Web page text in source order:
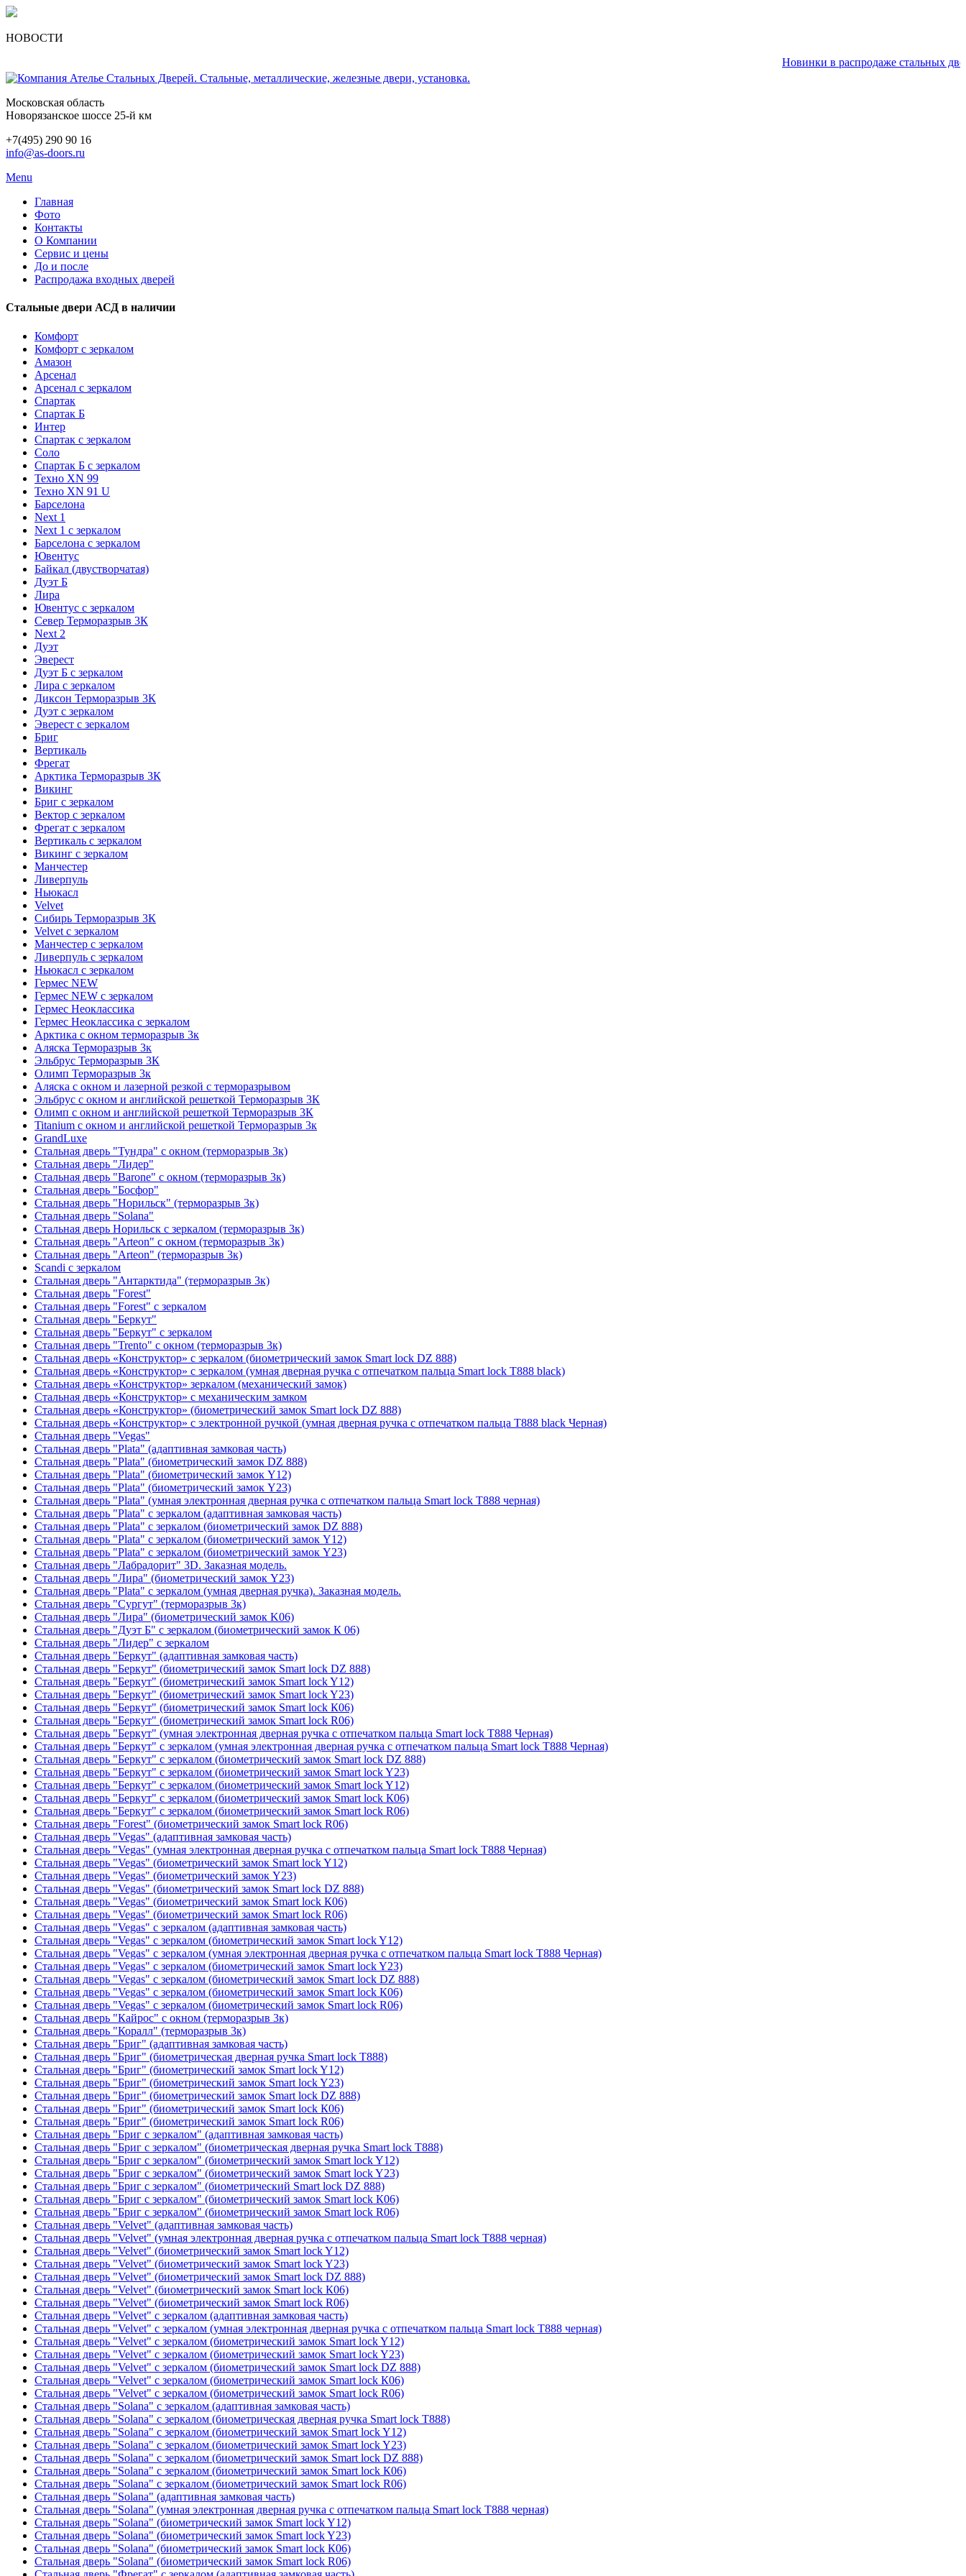
НОВОСТИ
Новинки в распродаже стальных
Московская область
Новорязанское шоссе 25-й км
+7(495) 290 90 16
info@as-doors.ru
Menu
Главная
Фото
Контакты
О Компании
Сервис и цены
До и после
Распродажа входных дверей
Стальные двери АСД в наличии
Комфорт
Комфорт с зеркалом
Амазон
Арсенал
Арсенал с зеркалом
Спартак
Спартак Б
Интер
Спартак с зеркалом
Соло
Спартак Б с зеркалом
Техно XN 99
Техно XN 91 U
Барселона
Next 1
Next 1 с зеркалом
Барселона с зеркалом
Ювентус
Байкал (двустворчатая)
Дуэт Б
Лира
Ювентус с зеркалом
Север Терморазрыв 3К
Next 2
Дуэт
Эверест
Дуэт Б с зеркалом
Лира с зеркалом
Диксон Терморазрыв 3К
Дуэт с зеркалом
Эверест с зеркалом
Бриг
Вертикаль
Фрегат
Арктика Терморазрыв 3К
Викинг
Бриг с зеркалом
Вектор с зеркалом
Фрегат с зеркалом
Вертикаль с зеркалом
Викинг с зеркалом
Манчестер
Ливерпуль
Ньюкасл
Velvet
Сибирь Терморазрыв 3К
Velvet с зеркалом
Манчестер с зеркалом
Ливерпуль с зеркалом
Ньюкасл с зеркалом
Гермес NEW
Гермес NEW с зеркалом
Гермес Неоклассика
Гермес Неоклассика с зеркалом
Арктика с окном терморазрыв 3к
Аляска Терморазрыв 3к
Эльбрус Терморазрыв 3К
Олимп Терморазрыв 3к
Аляска с окном и лазерной резкой с терморазрывом
Эльбрус с окном и английской решеткой Терморазрыв 3К
Олимп с окном и английской решеткой Терморазрыв 3К
Titanium с окном и английской решеткой Терморазрыв 3к
GrandLuxe
Стальная дверь "Тундра" с окном (терморазрыв 3к)
Стальная дверь "Лидер"
Стальная дверь "Barone" с окном (терморазрыв 3к)
Стальная дверь "Босфор"
Стальная дверь "Норильск" (терморазрыв 3к)
Стальная дверь "Solana"
Стальная дверь Норильск с зеркалом (терморазрыв 3к)
Стальная дверь "Arteon" с окном (терморазрыв 3к)
Стальная дверь "Arteon" (терморазрыв 3к)
Scandi с зеркалом
Стальная дверь "Антарктида" (терморазрыв 3к)
Стальная дверь "Forest"
Стальная дверь "Forest" с зеркалом
Стальная дверь "Беркут"
Стальная дверь "Беркут" с зеркалом
Стальная дверь "Trento" с окном (терморазрыв 3к)
Стальная дверь «Конструктор» с зеркалом (биометрический замок Smart lock DZ 888)
Стальная дверь «Конструктор» с зеркалом (умная дверная ручка с отпечатком пальца Smart lock T888 black)
Стальная дверь «Конструктор» зеркалом (механический замок)
Стальная дверь «Конструктор» с механическим замком
Стальная дверь «Конструктор» (биометрический замок Smart lock DZ 888)
Стальная дверь «Конструктор» с электронной ручкой (умная дверная ручка с отпечатком пальца T888 black Черная)
Стальная дверь "Vegas"
Стальная дверь "Plata" (адаптивная замковая часть)
Стальная дверь "Plata" (биометрический замок DZ 888)
Стальная дверь "Plata" (биометрический замок Y12)
Стальная дверь "Plata" (биометрический замок Y23)
Стальная дверь "Plata" (умная электронная дверная ручка с отпечатком пальца Smart lock T888 черная)
Стальная дверь "Plata" с зеркалом (адаптивная замковая часть)
Стальная дверь "Plata" с зеркалом (биометрический замок DZ 888)
Стальная дверь "Plata" с зеркалом (биометрический замок Y12)
Стальная дверь "Plata" с зеркалом (биометрический замок Y23)
Стальная дверь "Лабрадорит" 3D. Заказная модель.
Стальная дверь "Лира" (биометрический замок Y23)
Стальная дверь "Plata" с зеркалом (умная дверная ручка). Заказная модель.
Стальная дверь "Сургут" (терморазрыв 3к)
Стальная дверь "Лира" (биометрический замок K06)
Стальная дверь "Дуэт Б" с зеркалом (биометрический замок К 06)
Стальная дверь "Лидер" с зеркалом
Стальная дверь "Беркут" (адаптивная замковая часть)
Стальная дверь "Беркут" (биометрический замок Smart lock DZ 888)
Стальная дверь "Беркут" (биометрический замок Smart lock Y12)
Стальная дверь "Беркут" (биометрический замок Smart lock Y23)
Стальная дверь "Беркут" (биометрический замок Smart lock К06)
Стальная дверь "Беркут" (биометрический замок Smart lock R06)
Стальная дверь "Беркут" (умная электронная дверная ручка с отпечатком пальца Smart lock T888 Черная)
Стальная дверь "Беркут" с зеркалом (умная электронная дверная ручка с отпечатком пальца Smart lock T888 Черная)
Стальная дверь "Беркут" с зеркалом (биометрический замок Smart lock DZ 888)
Стальная дверь "Беркут" с зеркалом (биометрический замок Smart lock Y23)
Стальная дверь "Беркут" с зеркалом (биометрический замок Smart lock Y12)
Стальная дверь "Беркут" с зеркалом (биометрический замок Smart lock К06)
Стальная дверь "Беркут" с зеркалом (биометрический замок Smart lock R06)
Стальная дверь "Forest" (биометрический замок Smart lock R06)
Стальная дверь "Vegas" (адаптивная замковая часть)
Стальная дверь "Vegas" (умная электронная дверная ручка с отпечатком пальца Smart lock T888 Черная)
Стальная дверь "Vegas" (биометрический замок Smart lock Y12)
Стальная дверь "Vegas" (биометрический замок Y23)
Стальная дверь "Vegas" (биометрический замок Smart lock DZ 888)
Стальная дверь "Vegas" (биометрический замок Smart lock К06)
Стальная дверь "Vegas" (биометрический замок Smart lock R06)
Стальная дверь "Vegas" с зеркалом (адаптивная замковая часть)
Стальная дверь "Vegas" с зеркалом (биометрический замок Smart lock Y12)
Стальная дверь "Vegas" с зеркалом (умная электронная дверная ручка с отпечатком пальца Smart lock T888 Черная)
Стальная дверь "Vegas" с зеркалом (биометрический замок Smart lock Y23)
Стальная дверь "Vegas" с зеркалом (биометрический замок Smart lock DZ 888)
Стальная дверь "Vegas" с зеркалом (биометрический замок Smart lock К06)
Стальная дверь "Vegas" с зеркалом (биометрический замок Smart lock R06)
Стальная дверь "Кайрос" с окном (терморазрыв 3к)
Стальная дверь "Коралл" (терморазрыв 3к)
Стальная дверь "Бриг" (адаптивная замковая часть)
Стальная дверь "Бриг" (биометрическая дверная ручка Smart lock T888)
Стальная дверь "Бриг" (биометрический замок Smart lock Y12)
Стальная дверь "Бриг" (биометрический замок Smart lock Y23)
Стальная дверь "Бриг" (биометрический замок Smart lock DZ 888)
Стальная дверь "Бриг" (биометрический замок Smart lock К06)
Стальная дверь "Бриг" (биометрический замок Smart lock R06)
Стальная дверь "Бриг с зеркалом" (адаптивная замковая часть)
Стальная дверь "Бриг с зеркалом" (биометрическая дверная ручка Smart lock T888)
Стальная дверь "Бриг с зеркалом" (биометрический замок Smart lock Y12)
Стальная дверь "Бриг с зеркалом" (биометрический замок Smart lock Y23)
Стальная дверь "Бриг с зеркалом" (биометрический Smart lock DZ 888)
Стальная дверь "Бриг с зеркалом" (биометрический замок Smart lock К06)
Стальная дверь "Бриг с зеркалом" (биометрический замок Smart lock R06)
Стальная дверь "Velvet" (адаптивная замковая часть)
Стальная дверь "Velvet" (умная электронная дверная ручка с отпечатком пальца Smart lock T888 черная)
Стальная дверь "Velvet" (биометрический замок Smart lock Y12)
Стальная дверь "Velvet" (биометрический замок Smart lock Y23)
Стальная дверь "Velvet" (биометрический замок Smart lock DZ 888)
Стальная дверь "Velvet" (биометрический замок Smart lock К06)
Стальная дверь "Velvet" (биометрический замок Smart lock R06)
Стальная дверь "Velvet" с зеркалом (адаптивная замковая часть)
Стальная дверь "Velvet" с зеркалом (умная электронная дверная ручка с отпечатком пальца Smart lock T888 черная)
Стальная дверь "Velvet" с зеркалом (биометрический замок Smart lock Y12)
Стальная дверь "Velvet" с зеркалом (биометрический замок Smart lock Y23)
Стальная дверь "Velvet" с зеркалом (биометрический замок Smart lock DZ 888)
Стальная дверь "Velvet" с зеркалом (биометрический замок Smart lock К06)
Стальная дверь "Velvet" с зеркалом (биометрический замок Smart lock R06)
Стальная дверь "Solana" с зеркалом (адаптивная замковая часть)
Стальная дверь "Solana" с зеркалом (биометрическая дверная ручка Smart lock T888)
Стальная дверь "Solana" с зеркалом (биометрический замок Smart lock Y12)
Стальная дверь "Solana" с зеркалом (биометрический замок Smart lock Y23)
Стальная дверь "Solana" с зеркалом (биометрический замок Smart lock DZ 888)
Стальная дверь "Solana" с зеркалом (биометрический замок Smart lock К06)
Стальная дверь "Solana" с зеркалом (биометрический замок Smart lock R06)
Стальная дверь "Solana" (адаптивная замковая часть)
Стальная дверь "Solana" (умная электронная дверная ручка с отпечатком пальца Smart lock T888 черная)
Стальная дверь "Solana" (биометрический замок Smart lock Y12)
Стальная дверь "Solana" (биометрический замок Smart lock Y23)
Стальная дверь "Solana" (биометрический замок Smart lock К06)
Стальная дверь "Solana" (биометрический замок Smart lock R06)